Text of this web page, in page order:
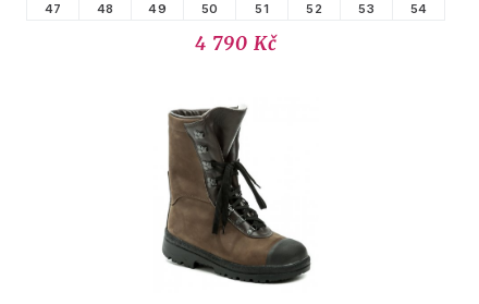
47 48 49 50 51 52 53 54
4 790 Kč